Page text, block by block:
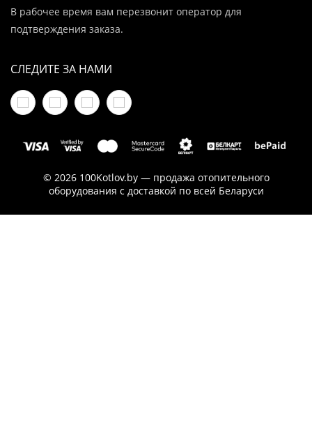
В рабочее время вам перезвонит оператор для
подтверждения заказа.
СЛЕДИТЕ ЗА НАМИ
© 2026 100Kotlov.by — продажа отопительного
оборудования с доставкой по всей Беларуси